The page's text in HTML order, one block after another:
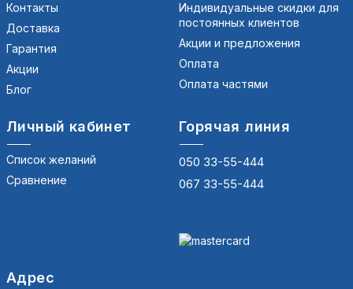
Контакты
Доставка
Гарантия
Акции
Блог
Индивидуальные скидки для
постоянных клиентов
Акции и предложения
Оплата
Оплата частями
Личный кабинет
Список желаний
Сравнение
Горячая линия
050 33-55-444
067 33-55-444
Адрес